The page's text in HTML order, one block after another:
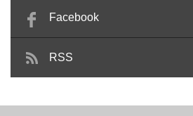
Facebook
RSS